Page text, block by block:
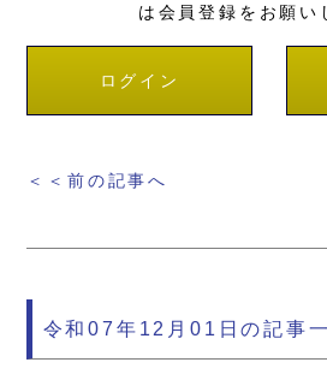
は会員登録をお願い
ログイン
＜＜前の記事へ
令和07年12月01日の記事